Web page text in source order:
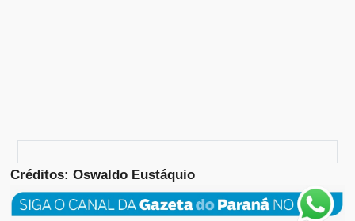
Créditos: Oswaldo Eustáquio